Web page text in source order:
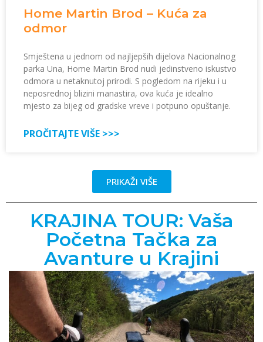
Home Martin Brod – Kuća za
odmor
Smještena u jednom od najljepših dijelova Nacionalnog
parka Una, Home Martin Brod nudi jedinstveno iskustvo
odmora u netaknutoj prirodi. S pogledom na rijeku i u
neposrednoj blizini manastira, ova kuća je idealno
mjesto za bijeg od gradske vreve i potpuno opuštanje.
PROČITAJTE VIŠE >>>
PRIKAŽI VIŠE
KRAJINA TOUR: Vaša
Početna Tačka za
Avanture u Krajini